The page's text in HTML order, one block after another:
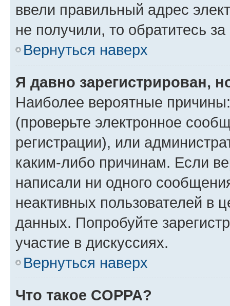
ввели правильный адрес
не получили, то обратитесь
Вернуться наверх
Я давно зарегистрирован,
Наиболее вероятные
(проверьте электронное
регистрации), или
каким-либо причинам. Если
написали ни одного
неактивных пользователей в
данных. Попробуйте
участие в дискуссиях.
Вернуться наверх
Что такое COPPA?